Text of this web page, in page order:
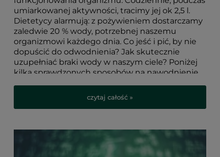
umiarkowanej aktywności, tracimy jej ok 2,5 l.
Dietetycy alarmują: z pożywieniem dostarczamy
zaledwie 20 % wody, potrzebnej naszemu
organizmowi każdego dnia. Co jeść i pić, by nie
dopuścić do odwodnienia? Jak skutecznie
uzupełniać braki wody w naszym ciele? Poniżej
kilka sprawdzonych sposobów na nawodnienie
czytaj całość »